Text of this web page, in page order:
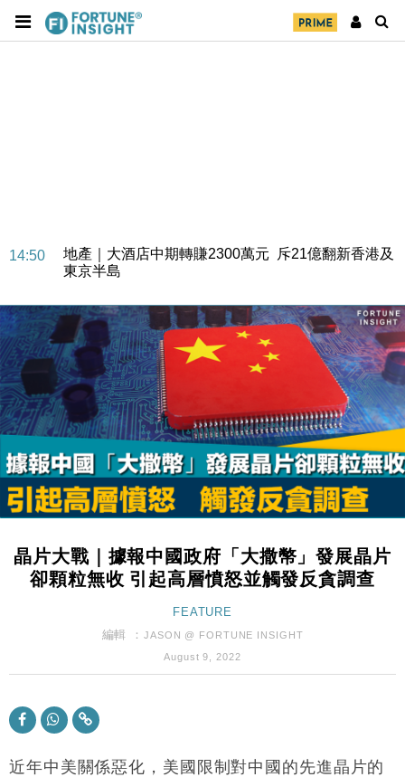
14:50
地產｜大酒店中期轉賺2300萬元 斥21億翻新香港及
東京半島
12:30
財經｜香港7月PMI回落至51 企業擴張放慢兼縮減人
手
11:40
財經｜黑石傳再籌逾360億美元 支援Anthropic租用
Google晶片
10:57
財經｜美商務部擬擴大金屬關稅範圍 14類產品或加徵
18:15
本地｜新世界K11 9月升級會員制度 增鉑金卡級別鎖
定高消費客群
17:40
財經｜本港6月零售額連升14個月 珠寶鐘錶銷售升勢
16:33
財經｜滙控重啟最多10億美元回購 派息比率目標維持
50%
財經｜SA售股自救後再出手 斥4億美元押注未上市公
財經｜精星香港夥菜鳥拓全球智慧倉儲市場 加快海外
市場落地
14:50
東京半島
晶片大戰｜據報中國政府「大撒幣」發展晶片
卻顆粒無收 引起高層憤怒並觸發反貪調查
FEATURE
編輯 ：JASON @ FORTUNE INSIGHT
August 9, 2022
近年中美關係惡化，美國限制對中國的先進晶片的